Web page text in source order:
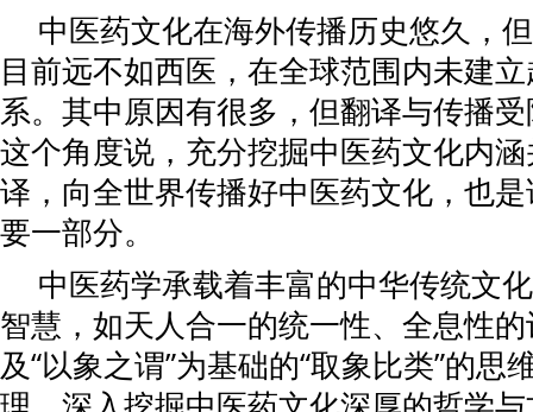
中医药文化在海外传播历史悠久，
目前远不如西医，在全球范围内未建
系。其中原因有很多，但翻译与传播
这个角度说，充分挖掘中医药文化内
译，向全世界传播好中医药文化，也
要一部分。
中医药学承载着丰富的中华传统文
智慧，如天人合一的统一性、全息性
及“以象之谓”为基础的“取象比类”的思